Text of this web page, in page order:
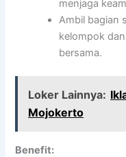
menjaga
Ambil bagian
kelompok
bersama.
Loker Lainnya:
Mojokerto
Benefit: